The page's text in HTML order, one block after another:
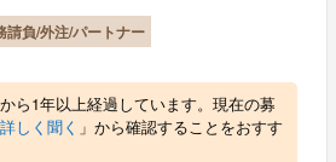
請負/外注/パートナー
ら1年以上経過しています。現在の募
詳しく聞く 」から確認することをおすす